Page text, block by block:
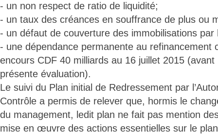
- un non respect de ratio de liquidité;
- un taux des créances en souffrance de plus ou
- un défaut de couverture des immobilisations
- une dépendance permanente au refinancement
encours CDF 40 milliards au 16 juillet 2015
présente évaluation).
Le suivi du Plan initial de Redressement par
Contrôle a permis de relever que, hormis le
du management, ledit plan ne fait pas mention
mise en œuvre des actions essentielles sur le